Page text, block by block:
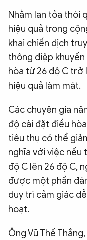
Nhằm lan tỏa thói
hiệu quả trong
khai chiến dịch
thông điệp
hòa từ 26 độ C
hiệu quả làm mát.
Các chuyên gia
độ cài đặt điều
tiêu thụ có thể
nghĩa với việc nếu
độ C lên 26 độ C,
được một phần
duy trì cảm giác
hoạt.
Ông Vũ Thế